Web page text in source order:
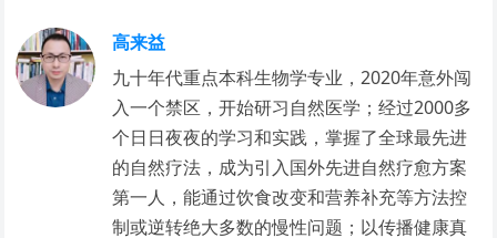
高来益
九十年代重点本科生物学专业，2020年意外闯
入一个禁区，开始研习自然医学；经过2000多
个日日夜夜的学习和实践，掌握了全球最先进
的自然疗法，成为引入国外先进自然疗愈方案
第一人，能通过饮食改变和营养补充等方法控
制或逆转绝大多数的慢性问题；以传播健康真